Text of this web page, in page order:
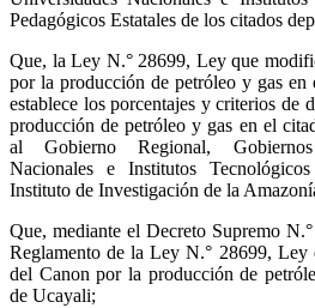
Pedagógicos Estatales de los citados
Que, la Ley N.° 28699, Ley que
por la producción de petróleo y gas en
establece los porcentajes y criterios de
producción de petróleo y gas en el
al Gobierno Regional,
Nacionales e Institutos
Instituto de Investigación de la
Que, mediante el Decreto Supremo
Reglamento de la Ley N.° 28699,
del Canon por la producción de
de Ucayali;